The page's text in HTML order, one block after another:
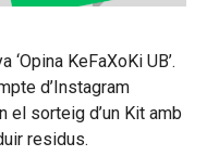
KeFaXoKi UB’.
d’Instagram
el sorteig d’un Kit amb
residus.